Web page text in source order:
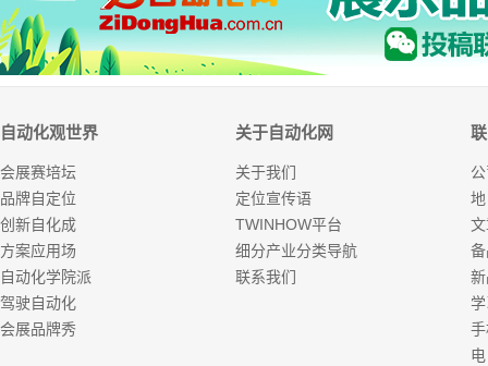
自动化观世界
会展赛培坛
品牌自定位
创新自化成
方案应用场
自动化学院派
驾驶自动化
会展品牌秀
关于自动化网
关于我们
定位宣传语
TWINHOW平台
细分产业分类导航
联系我们